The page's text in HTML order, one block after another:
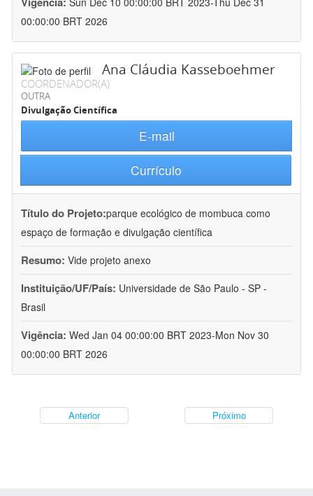
00:00:00 BRT 2026
Ana Cláudia Kasseboehmer
COORDENADOR(A)
OUTRA
Divulgação Científica
E-mail
Currículo
Título do Projeto:parque ecológico de mombuca como
espaço de formação e divulgação científica
Resumo: Vide projeto anexo
Instituição/UF/País: Universidade de São Paulo - SP -
Brasil
Vigência: Wed Jan 04 00:00:00 BRT 2023-Mon Nov 30
00:00:00 BRT 2026
Anterior Próximo